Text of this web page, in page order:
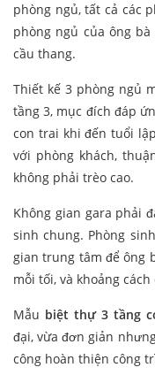
phòng ngủ, tất cả các
phòng ngủ của ông
cầu thang.
Thiết kế 3 phòng ngủ
tầng 3, mục đích đáp
con trai khi đến tuổi
với phòng khách,
không phải trèo cao.
Không gian gara phải
sinh chung. Phòng
gian trung tâm để ông
mỗi tối, và khoảng
Mẫu biệt thự 3 tầng
đại, vừa đơn giản
công hoàn thiện công